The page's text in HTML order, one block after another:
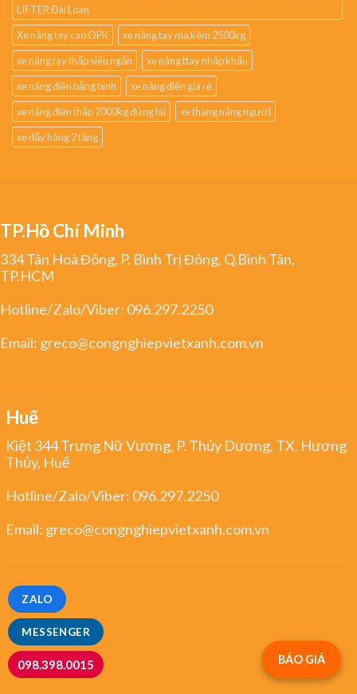
MESSENGER
ZALO
098.398.0015
LIFTER Đài Loan
Xe nâng tay cao OPK
xe nâng tay mạ kẽm 2500kg
xe nâng tay thấp siêu ngắn
xe nâng ttay nhập khẩu
xe nâng điện bằng bình
xe nâng điện giá rẻ
xe nâng điện thấp 2000kg đứng lái
xe thang nâng người
xe đẩy hàng 2 tầng
TP.Hồ Chí Minh
334 Tân Hoà Đông, P. Bình Trị Đông, Q.Bình Tân,
TP.HCM
Hotline/Zalo/Viber: 096.297.2250
Email: greco@congnghiepvietxanh.com.vn
Huế
Kiệt 344 Trưng Nữ Vương, P. Thủy Dương, TX. Hương
Thủy, Huế
Hotline/Zalo/Viber: 096.297.2250
Email: greco@congnghiepvietxanh.com.vn
BÁO GIÁ